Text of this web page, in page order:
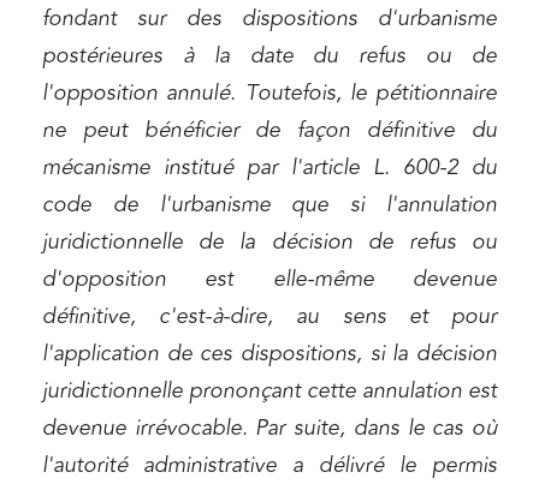
fondant sur des dispositions d'urbanisme
postérieures à la date du refus ou de
l'opposition annulé. Toutefois, le pétitionnaire
ne peut bénéficier de façon définitive du
mécanisme institué par l'article L. 600-2 du
code de l'urbanisme que si l'annulation
juridictionnelle de la décision de refus ou
d'opposition est elle-même devenue
définitive, c'est-à-dire, au sens et pour
l'application de ces dispositions, si la décision
juridictionnelle prononçant cette annulation est
devenue irrévocable. Par suite, dans le cas où
l'autorité administrative a délivré le permis